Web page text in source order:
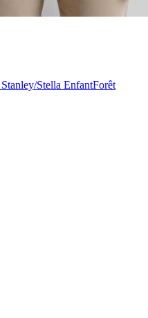
Stella EnfantForêt